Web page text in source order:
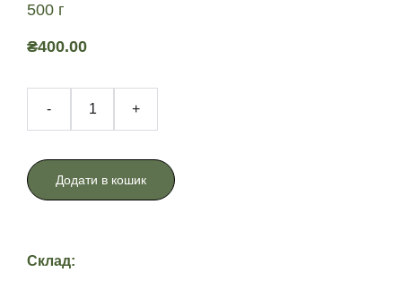
500 г
₴400.00
- +
Додати в кошик
Склад: